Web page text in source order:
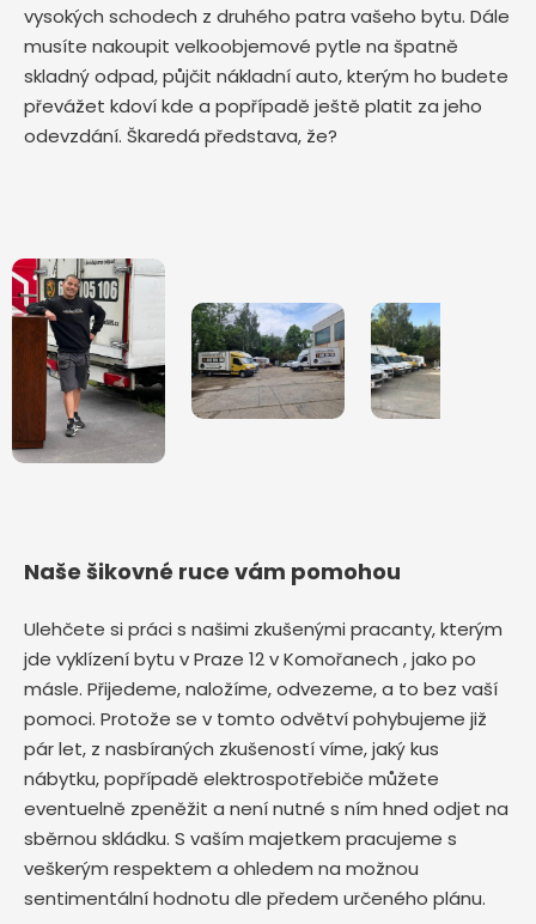
vysokých schodech z druhého patra vašeho bytu. Dále
musíte nakoupit velkoobjemové pytle na špatně
skladný odpad, půjčit nákladní auto, kterým ho budete
převážet kdoví kde a popřípadě ještě platit za jeho
odevzdání. Škaredá představa, že?
Naše šikovné ruce vám pomohou
Ulehčete si práci s našimi zkušenými pracanty, kterým
jde vyklízení bytu v Praze 12 v Komořanech ,jako po
másle. Přijedeme, naložíme, odvezeme, a to bez vaší
pomoci. Protože se v tomto odvětví pohybujeme již
pár let, z nasbíraných zkušeností víme, jaký kus
nábytku, popřípadě elektrospotřebiče můžete
eventuelně zpeněžit a není nutné s ním hned odjet na
sběrnou skládku. S vaším majetkem pracujeme s
veškerým respektem a ohledem na možnou
sentimentální hodnotu dle předem určeného plánu.